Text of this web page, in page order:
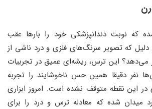
که نوبت دندانپزشکی خود را بارها عقب
دلیل که تصویر سرنگ‌های فلزی و درد ناشی از
می‌دهد؟ این ترس، ریشه‌ای عمیق در تجربیات
نفر دقیقا همین حس ناخوشایند را تجربه
در این نقطه متوقف نشده است. امروز ابزاری
میدان شده که معادله ترس و درد را برای